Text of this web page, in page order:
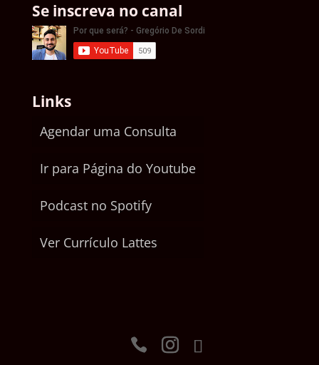
Se inscreva no canal
Links
Agendar uma Consulta
Ir para Página do Youtube
Podcast no Spotify
Ver Currículo Lattes